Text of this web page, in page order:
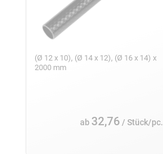
(Ø 12 x 10), (Ø 14 x 12), (Ø 16 x 14) x
2000 mm
ab 32,76 / Stück/pc.